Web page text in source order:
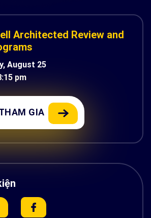
Architected Review and
August 25
pm
GIA